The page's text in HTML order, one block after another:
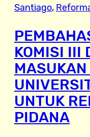
Santiago,
KOMISI III
UNTUK
PIDANA